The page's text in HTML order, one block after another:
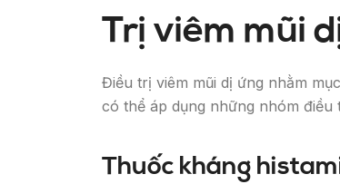
Trị viêm mũi
Điều trị viêm mũi dị ứng nhằm
có thể áp dụng những nhóm điều
Thuốc kháng